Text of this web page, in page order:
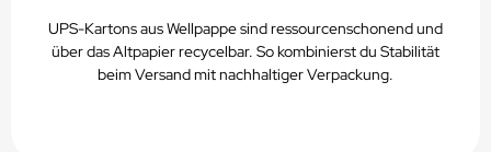
UPS-Kartons aus Wellpappe sind ressourcenschonend und
über das Altpapier recycelbar. So kombinierst du Stabilität
beim Versand mit nachhaltiger Verpackung.